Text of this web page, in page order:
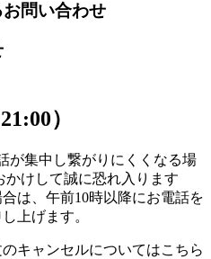
問い合わせ
）
が集中し繋がりにくくなる場
けして誠に恐れ入ります
は、午前10時以降にお電話を
上げます。
キャンセルについてはこちら